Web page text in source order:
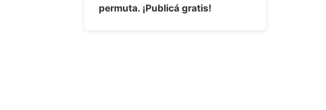
permuta. ¡Publicá gratis!